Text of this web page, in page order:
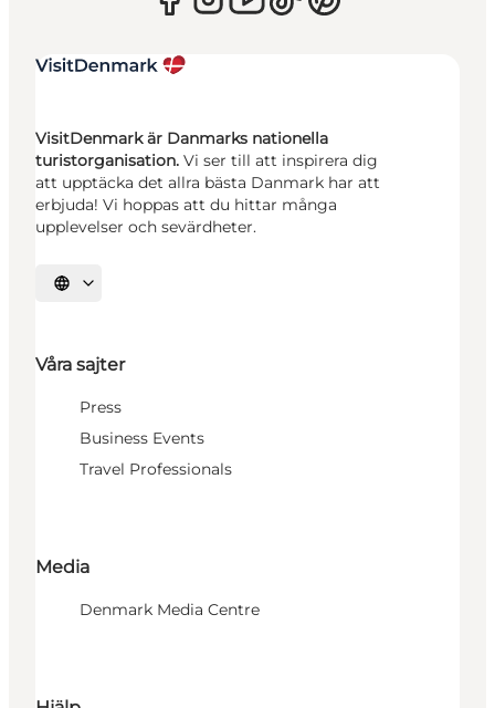
VisitDenmark är Danmarks nationella
turistorganisation. Vi ser till att inspirera dig
att upptäcka det allra bästa Danmark har att
erbjuda! Vi hoppas att du hittar många
upplevelser och sevärdheter.
Välj språk
Våra sajter
Press
Business Events
Travel Professionals
Media
Denmark Media Centre